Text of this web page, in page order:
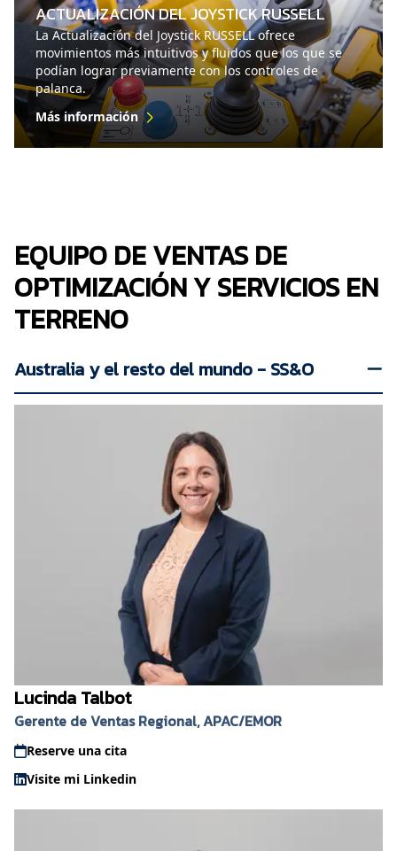
ACTUALIZACIÓN DEL JOYSTICK RUSSELL
La Actualización del Joystick RUSSELL ofrece
movimientos más intuitivos y fluidos que los que se
podían lograr previamente con los controles de
palanca.
Más información
EQUIPO DE VENTAS DE
OPTIMIZACIÓN Y SERVICIOS EN
TERRENO
Australia y el resto del mundo - SS&O
Lucinda Talbot
Gerente de Ventas Regional, APAC/EMOR
Reserve una cita
Visite mi Linkedin